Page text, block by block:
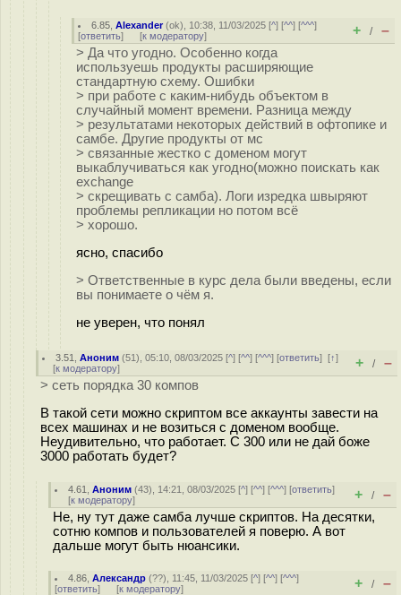
6.85 ,Alexander(ok), 10:38, 11/03/2025 [^] [^^] [^^^]
[ответить] [к модератору] + / –
> Да что угодно. Особенно когда
используешь продукты расширяющие
стандартную схему. Ошибки
> при работе с каким-нибудь объектом в
случайный момент времени. Разница между
> результатами некоторых действий в офтопике и
самбе. Другие продукты от мс
> связанные жестко с доменом могут
выкаблучиваться как угодно(можно поискать как
exchange
> скрещивать с самба). Логи изредка швыряют
проблемы репликации но потом всё
> хорошо.
ясно, спасибо
> Ответственные в курс дела были введены, если
вы понимаете о чём я.
не уверен, что понял
3.51 ,Аноним (51), 05:10, 08/03/2025 [^] [^^] [^^^] [ответить][↑]
[к модератору] + / –
> сеть порядка 30 компов
В такой сети можно скриптом все аккаунты завести на
всех машинах и не возиться с доменом вообще.
Неудивительно, что работает. С 300 или не дай боже
3000 работать будет?
4.61 ,Аноним (43), 14:21, 08/03/2025 [^] [^^] [^^^] [ответить]
[к модератору] + / –
Не, ну тут даже самба лучше скриптов. На десятки,
сотню компов и пользователей я поверю. А вот
дальше могут быть нюансики.
4.86 ,Александр (??), 11:45, 11/03/2025 [^] [^^] [^^^]
[ответить] [к модератору] + / –